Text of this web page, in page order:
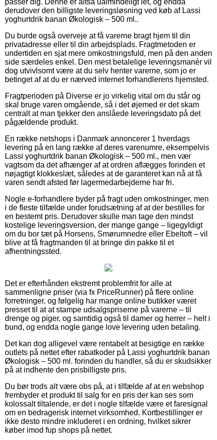
derudover den billigste leveringsløsning ved køb af Lassi
yoghurtdrik banan Økologisk – 500 ml..
Du burde også overveje at få varerne bragt hjem til din
privatadresse eller til din arbejdsplads. Fragtmetoden er
undertiden en sjat mere omkostningsfuld, men på den anden
side særdeles enkel. Den mest betalelige leveringsmanér vil
dog utvivlsomt være at du selv henter varerne, som jo er
betinget af at du er nærved internet forhandlerens hjemsted.
Fragtperioden på Diverse er jo virkelig vital om du står og
skal bruge varen omgående, så i det øjemed er det skam
centralt at man tjekker den anslåede leveringsdato på det
pågældende produkt.
En række netshops i Danmark annoncerer 1 hverdags
levering på en lang række af deres varenumre, eksempelvis
Lassi yoghurtdrik banan Økologisk – 500 ml., men vær
vagtsom da det afhænger af at ordren aflægges forinden et
nøjagtigt klokkeslæt, således at de garanteret kan nå at få
varen sendt afsted før lagermedarbejderne har fri.
Nogle e-forhandlere byder på fragt uden omkostninger, men
i de fleste tilfælde under forudsætning af at der bestilles for
en bestemt pris. Derudover skulle man tage den mindst
kostelige leveringsversion, der mange gange – ligegyldigt
om du bor tæt på Horsens, Smørumnedre eller Ebeltoft – vil
blive at få fragtmanden til at bringe din pakke til et
afhentningssted.
Det er efterhånden ekstremt problemfrit for alle at
sammenligne priser (via fx PriceRunner) på flere online
forretninger, og følgelig har mange online butikker været
presset til at at stampe udsalgspriserne på varerne – til
drenge og piger, og samtidig også til damer og herrer – helt i
bund, og endda nogle gange love levering uden betaling.
Det kan dog alligevel være rentabelt at besigtige en række
outlets på nettet efter rabatkoder på Lassi yoghurtdrik banan
Økologisk – 500 ml. forinden du handler, så du er skudsikker
på at indhente den prisbilligste pris.
Du bør trods alt være obs på, at i tilfælde af at en webshop
frembyder et produkt til salg for en pris der kan ses som
kolossalt tiltalende, er det i nogle tilfælde være et faresignal
om en bedragerisk internet virksomhed. Kortbestillinger er
ikke desto mindre inkluderet i en ordning, hvilket sikrer
køber imod fup shops på nettet.